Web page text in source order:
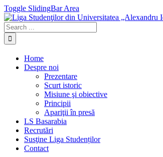
Toggle SlidingBar Area
Home
Despre noi
Prezentare
Scurt istoric
Misiune şi obiective
Principii
Apariţii în presă
LS Basarabia
Recrutări
Susţine Liga Studenților
Contact